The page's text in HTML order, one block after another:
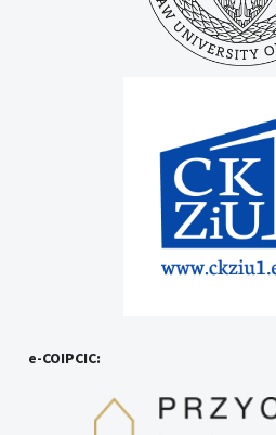
e-COIPCIC: